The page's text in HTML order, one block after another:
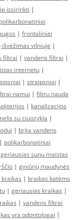
issirinkti |
polikarbonatiniai
| frontaliniai
išvežimas vilniuje |
filtrai | vandens filtrai |
internetu |
| straipsniai |
namui | filtru nauda
| kanalizacijos
su ciuozykla |
| brita vandens
| polikarbonatiniai
geriausias sunu maistas
| gyvūnų maudynės
kraikas | kraikas katėms
| geriausias kraikas |
| vandens filtrai
kas yra odontologai |